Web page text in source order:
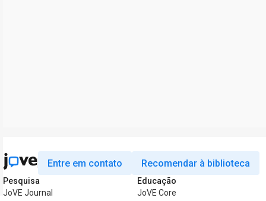
Entre em contato Recomendar à biblioteca
Pesquisa
JoVE Journal
Educação
JoVE Core